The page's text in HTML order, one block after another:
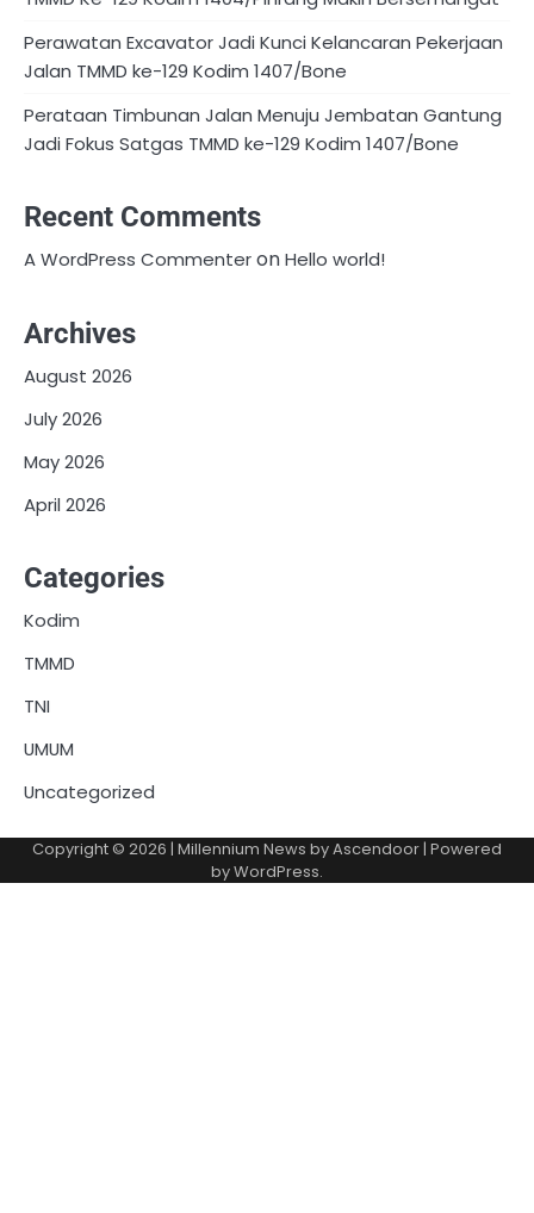
Perawatan Excavator Jadi Kunci Kelancaran Pekerjaan
Jalan TMMD ke-129 Kodim 1407/Bone
Perataan Timbunan Jalan Menuju Jembatan Gantung
Jadi Fokus Satgas TMMD ke-129 Kodim 1407/Bone
Recent Comments
A WordPress CommenteronHello world!
Archives
August 2026
July 2026
May 2026
April 2026
Categories
Kodim
TMMD
TNI
UMUM
Uncategorized
Copyright © 2026 | Millennium News byAscendoor | Powered
byWordPress.